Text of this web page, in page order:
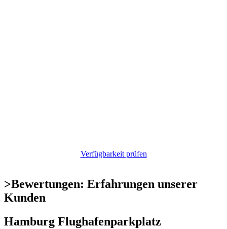
Verfügbarkeit prüfen
>Bewertungen: Erfahrungen unserer
Kunden
Hamburg Flughafenparkplatz